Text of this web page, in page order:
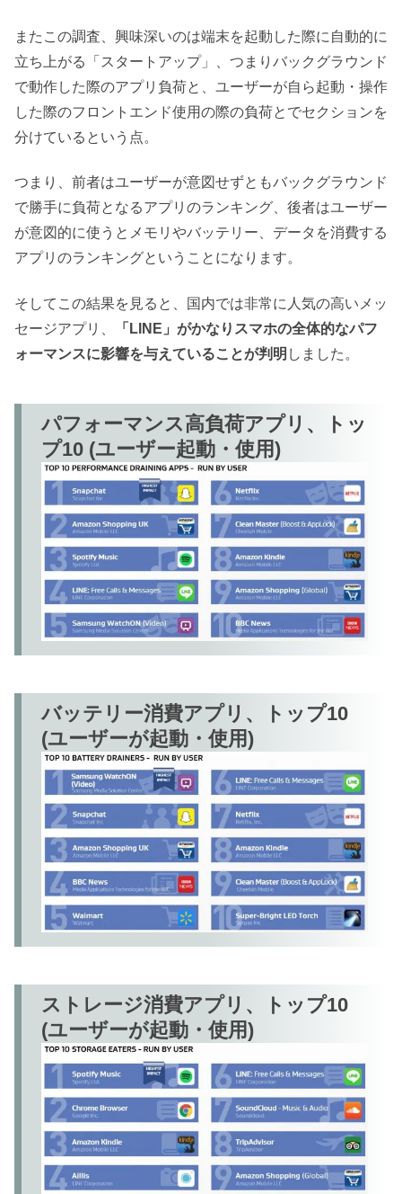
またこの調査、興味深いのは端末を起動した際に自動的に
立ち上がる「スタートアップ」、つまりバックグラウンド
で動作した際のアプリ負荷と、ユーザーが自ら起動・操作
した際のフロントエンド使用の際の負荷とでセクションを
分けているという点。
つまり、前者はユーザーが意図せずともバックグラウンド
で勝手に負荷となるアプリのランキング、後者はユーザー
が意図的に使うとメモリやバッテリー、データを消費する
アプリのランキングということになります。
そしてこの結果を見ると、国内では非常に人気の高いメッ
セージアプリ、
「LINE」がかなりスマホの全体的なパフ
ォーマンスに影響を与えていることが判明 しました。
パフォーマンス高負荷アプリ、トッ
プ10 (ユーザー起動・使用)
バッテリー消費アプリ、トップ10
(ユーザーが起動・使用)
ストレージ消費アプリ、トップ10
(ユーザーが起動・使用)